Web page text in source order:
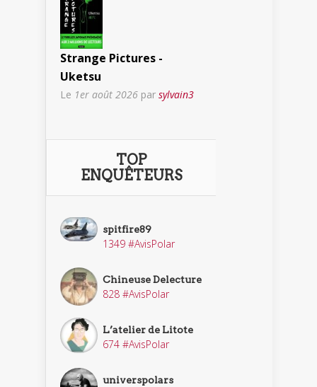
Strange Pictures -
Uketsu
Le 1er août 2026 par sylvain3
TOP
ENQUÊTEURS
spitfire89
1349 #AvisPolar
Chineuse Delecture
828 #AvisPolar
L’atelier de Litote
674 #AvisPolar
universpolars